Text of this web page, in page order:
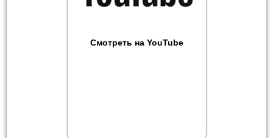
Смотреть на YouTube